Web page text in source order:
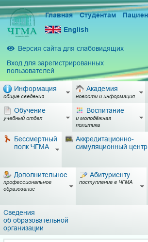
Главная Студентам
English
Версия сайта для слабовидящих
Вход для зарегистрированных
пользователей
Информация
общие сведения
Академия
новости и информация
Обучение
учебный отдел
Воспитание
и молодёжная
политика
Бессмертный
полк ЧГМА
Аккредитационно-
симуляционный центр
Дополнительное
профессиональное
образование
Абитуриенту
поступление в ЧГМА
Сведения
об образовательной
организации